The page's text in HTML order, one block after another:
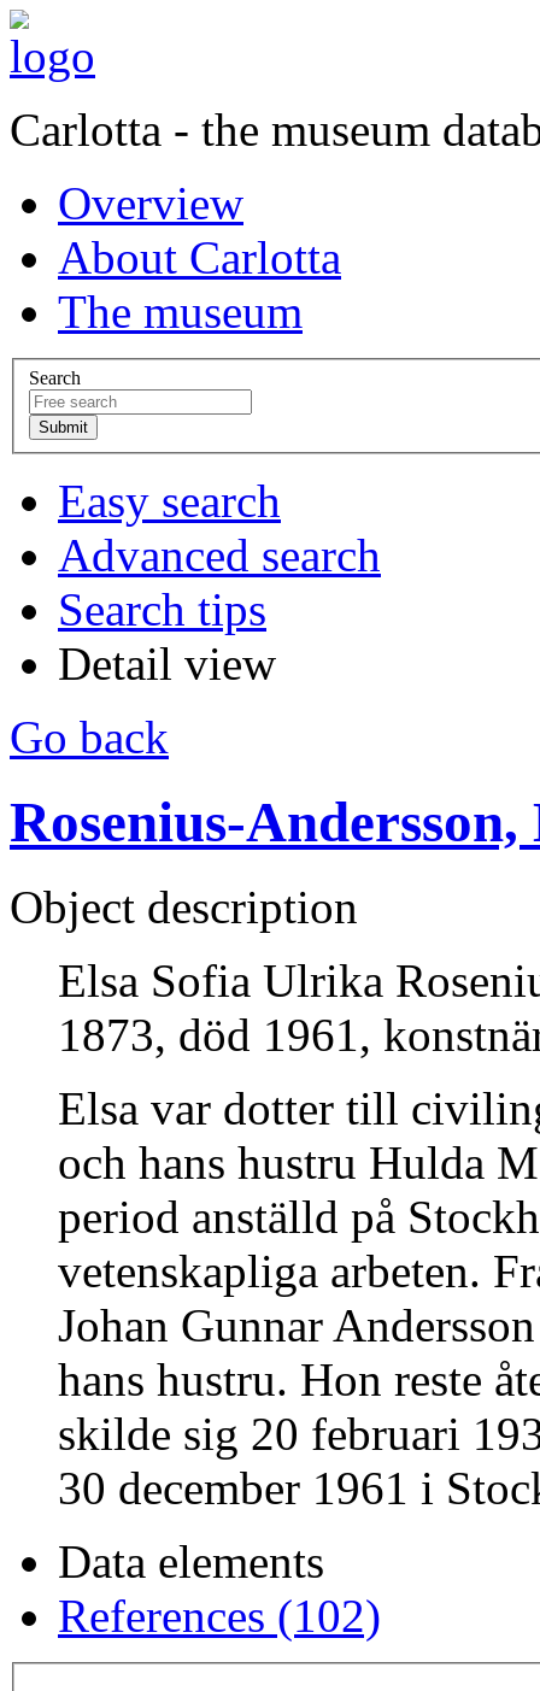
Carlotta - the museum
Overview
About Carlotta
The museum
Search
Easy search
Advanced search
Search tips
Detail view
Go back
Rosenius-
Object description
Elsa Sofia Ulrika
1873, död 1961,
Elsa var dotter till
och hans hustru Hulda
period anställd på
vetenskapliga arbeten.
Johan Gunnar
hans hustru. Hon reste
skilde sig 20 februari
30 december 1961 i
Data elements
References (102)